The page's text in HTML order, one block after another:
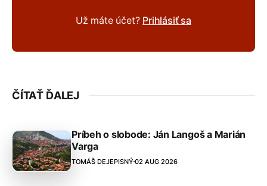
Už máte účet? Prihlásiť sa
ČÍTAŤ ĎALEJ
Príbeh o slobode: Ján Langoš a Marián
Varga
TOMÁŠ DEJEPISNÝ 02 AUG 2026